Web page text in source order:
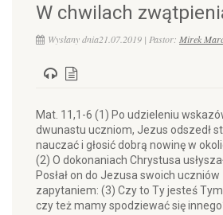
W chwilach
Wysłany dnia21.07.2019 | Pastor: Mirek
Mat. 11,1-6 (1) Po udzieleniu
dwunastu uczniom, Jezus odszedł
nauczać i głosić dobrą nowinę w
(2) O dokonaniach Chrystusa
Posłał on do Jezusa swoich
zapytaniem: (3) Czy to Ty jesteś
czy też mamy spodziewać się